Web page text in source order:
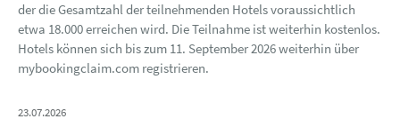
der die Gesamtzahl der teilnehmenden Hotels voraussichtlich
etwa 18.000 erreichen wird. Die Teilnahme ist weiterhin kostenlos.
Hotels können sich bis zum 11. September 2026 weiterhin über
mybookingclaim.com registrieren.
23.07.2026